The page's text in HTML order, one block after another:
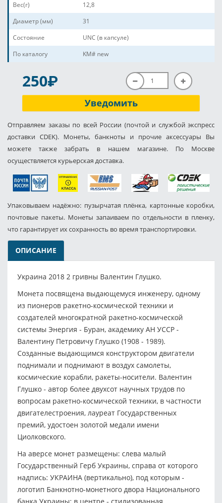
Вес(г)
12,8
Диаметр (мм)
31
Состояние
UNC (в капсуле)
По каталогу
KM# new
250P
Уведомить
Отправляем заказы по всей России (почтой и службой экспресс
доставки CDEK). Монеты, банкноты и прочие аксессуары Вы
можете также забрать в нашем магазине. По Москве
осуществляется курьерская доставка.
Упаковываем надёжно: пузырчатая плёнка, картонные коробки,
почтовые пакеты. Монеты запаиваем по отдельности в пленку,
что гарантирует их сохранность во время транспортировки.
ОПИСАНИЕ
Украина 2018 2 гривны Валентин Глушко.
Монета посвящена выдающемуся инженеру, одному
из пионеров ракетно-космической техники и
создателей многократной ракетно-космической
системы Энергия - Буран, академику АН УССР -
Валентину Петровичу Глушко (1908 - 1989).
Созданные выдающимся конструктором двигатели
поднимали и поднимают в воздух самолеты,
космические корабли, ракеты-носители. Валентин
Глушко - автор более двухсот научных трудов по
вопросам ракетно-космической техники, в частности
двигателестроения, лауреат Государственных
премий, удостоен золотой медали имени
Циолковского.
На аверсе монет размещены: слева малый
Государственный Герб Украины, справа от которого
надпись: УКРАИНА (вертикально), под которым -
логотип Банкнотно-монетного двора Национального